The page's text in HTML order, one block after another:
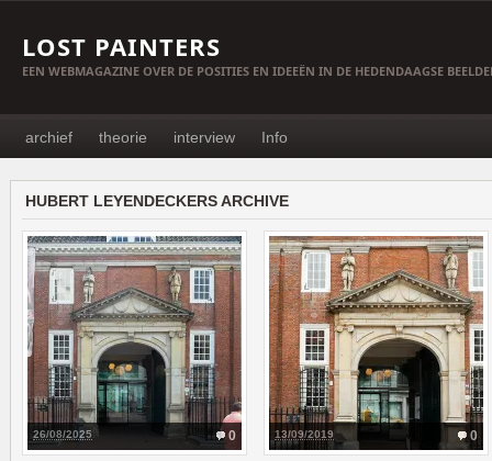
LOST PAINTERS
EEN WEBMAGAZINE OVER DE POSITIES EN IDEEËN IN DE HEDENDAAGSE
archief theorie interview Info
HUBERT LEYENDECKERS ARCHIVE
0
26/08/2025 0
13/09/2019